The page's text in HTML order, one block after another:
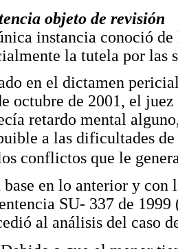
objeto de revisión
instancia conoció
la tutela por las
en el dictamen
octubre de 2001, el
retardo mental
a las dificultades
conflictos que le
base en lo anterior y con
SU- 337 de
al análisis del caso